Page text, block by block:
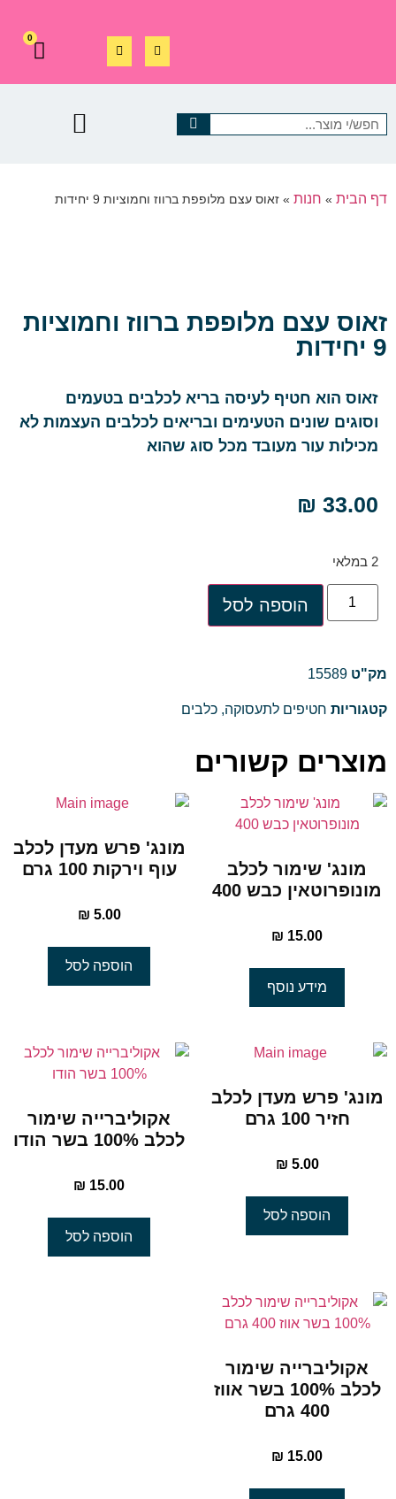
0
דף הבית » חנות » זאוס עצם מלופפת ברווז וחמוציות 9 יחידות
זאוס עצם מלופפת ברווז וחמוציות
9 יחידות
זאוס הוא חטיף לעיסה בריא לכלבים בטעמים
וסוגים שונים הטעימים ובריאים לכלבים העצמות לא
מכילות עור מעובד מכל סוג שהוא
₪ 33.00
2 במלאי
הוספה לסל
מק"ט 15589
קטגוריות חטיפים לתעסוקה, כלבים
מוצרים קשורים
מונג' שימור לכלב
מונופרוטאין כבש 400
₪ 15.00
מידע נוסף
מונג' פרש מעדן לכלב
עוף וירקות 100 גרם
₪ 5.00
הוספה לסל
מונג' פרש מעדן לכלב
חזיר 100 גרם
₪ 5.00
הוספה לסל
אקוליברייה שימור
לכלב 100% בשר הודו
₪ 15.00
הוספה לסל
אקוליברייה שימור
לכלב 100% בשר אווז
400 גרם
₪ 15.00